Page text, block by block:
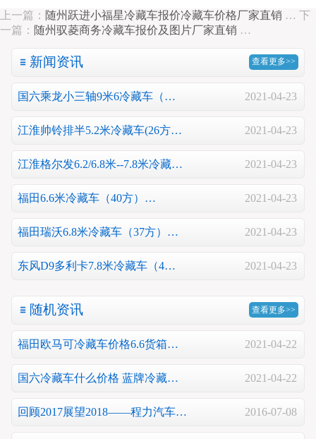
上一篇： 随州跃进小福星冷藏车报价冷藏车价格厂家直销 … 下
一篇： 随州驭菱商务冷藏车报价及图片厂家直销 …
新闻资讯 查看更多>>
国六乘龙小三轴9米6冷藏车（… 2021-04-23
江淮帅铃排半5.2米冷藏车(26方… 2021-04-23
江淮格尔发6.2/6.8米--7.8米冷藏… 2021-04-23
福田6.6米冷藏车（40方）… 2021-04-23
福田瑞沃6.8米冷藏车（37方）… 2021-04-23
东风D9多利卡7.8米冷藏车（4… 2021-04-23
随机资讯 查看更多>>
福田欧马可冷藏车价格6.6货箱… 2021-04-22
国六冷藏车什么价格 蓝牌冷藏… 2021-04-22
回顾2017展望2018——程力汽车… 2016-07-08